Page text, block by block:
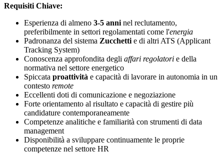
Requisiti Chiave:
Esperienza di almeno 3-5 anni nel reclutamento,
preferibilmente in settori regolamentati come l'energia
Padronanza del sistema Zucchetti e di altri ATS (Applicant
Tracking System)
Conoscenza approfondita degli affari regolatori e della
normativa nel settore energetico
Spiccata proattività e capacità di lavorare in autonomia in un
contesto remote
Eccellenti doti di comunicazione e negoziazione
Forte orientamento al risultato e capacità di gestire più
candidature contemporaneamente
Competenze analitiche e familiarità con strumenti di data
management
Disponibilità a sviluppare continuamente le proprie
competenze nel settore HR